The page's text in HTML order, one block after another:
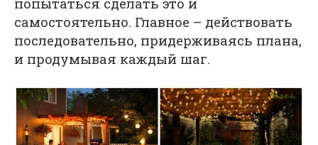
самостоятельно. Главное – действовать
последовательно, придерживаясь плана,
и продумывая каждый шаг.